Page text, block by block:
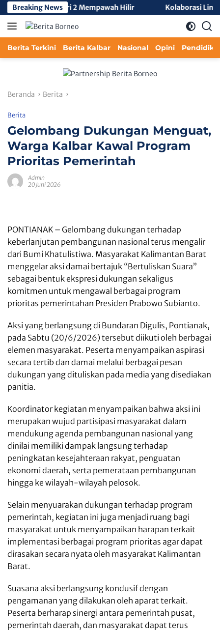
Langsung
ke
konten
Breaking News
di SMA Negeri 2 Mempawah Hilir Kolaborasi Lintas
Berita Terkini Berita Kalbar Nasional Opini
Beranda Berita
Berita
Gelombang Dukungan Menguat,
Warga Kalbar Kawal Program
Prioritas Pemerintah
Admin
20 Juni 2026
PONTIANAK – Gelombang dukungan terhadap
keberlanjutan pembangunan nasional terus mengalir
dari Bumi Khatulistiwa. Masyarakat Kalimantan Barat
menggelar aksi damai bertajuk “Bertuliskan Suara”
sebagai bentuk ekspresi dukungan sekaligus
komitmen untuk mengawal berbagai program
prioritas pemerintahan Presiden Prabowo Subianto.
Aksi yang berlangsung di Bundaran Digulis, Pontianak,
pada Sabtu (20/6/2026) tersebut diikuti oleh berbagai
elemen masyarakat. Peserta menyampaikan aspirasi
secara tertib dan damai melalui berbagai pesan
dukungan yang dituliskan pada media yang disediakan
panitia.
Koordinator kegiatan menyampaikan bahwa aksi ini
merupakan wujud partisipasi masyarakat dalam
mendukung agenda pembangunan nasional yang
dinilai memiliki dampak langsung terhadap
peningkatan kesejahteraan rakyat, penguatan
ekonomi daerah, serta pemerataan pembangunan
hingga ke wilayah-wilayah pelosok.
Selain menyuarakan dukungan terhadap program
pemerintah, kegiatan ini juga menjadi ruang bagi
masyarakat untuk menyampaikan harapan terkait
implementasi berbagai program prioritas agar dapat
dirasakan secara nyata oleh masyarakat Kalimantan
Barat.
Suasana aksi berlangsung kondusif dengan
pengamanan yang dilakukan oleh aparat terkait.
Peserta berharap sinergi antara pemerintah pusat,
pemerintah daerah, dan masyarakat dapat terus